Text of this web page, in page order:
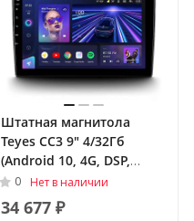
Штатная магнитола
Teyes CC3 9" 4/32Гб
(Android 10, 4G, DSP,
QLed) для Audi TT II (8J)
Рестайлинг 2010 - 2014
0 Нет в наличии
34 677 ₽